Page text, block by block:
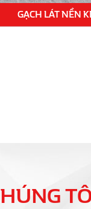
GẠCH LÁT NỀN